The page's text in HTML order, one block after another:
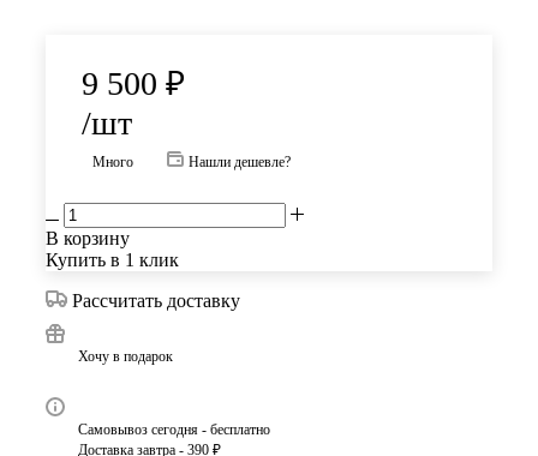
9 500 ₽
/шт
Много Нашли дешевле?
В корзину
Купить в 1 клик
Рассчитать доставку
Хочу в подарок
Самовывоз сегодня - бесплатно
Доставка завтра - 390 ₽